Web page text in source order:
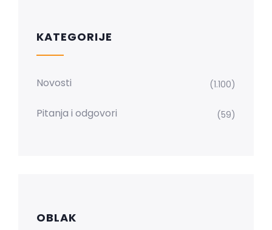
KATEGORIJE
Novosti (1.100)
Pitanja i odgovori (59)
OBLAK